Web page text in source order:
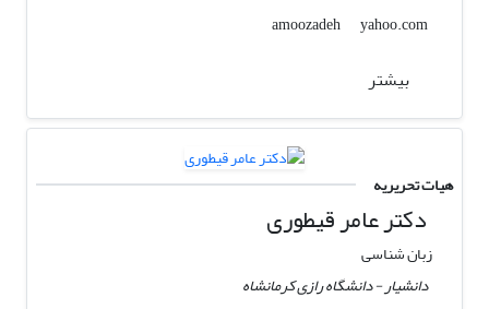
amoozadeh
yahoo.com
بیشتر
هیات تحریریه
دکتر عامر قیطوری
زبان شناسی
دانشیار - دانشگاه رازی کرمانشاه